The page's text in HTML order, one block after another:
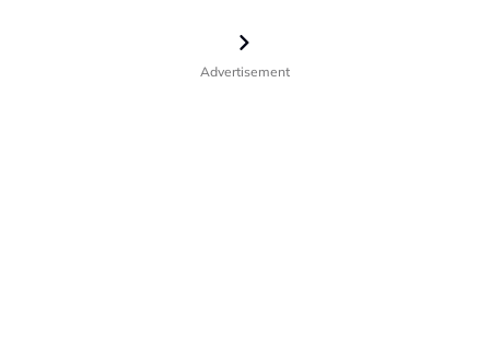
Advertisement